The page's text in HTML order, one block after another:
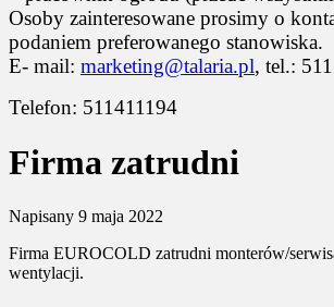
Osoby zainteresowane prosimy o
podaniem preferowanego stanowiska.
E- mail: marketing@talaria.pl, tel.:
Telefon: 511411194
Firma zatrudni
Napisany 9 maja 2022
Firma EUROCOLD zatrudni monterów/
wentylacji.